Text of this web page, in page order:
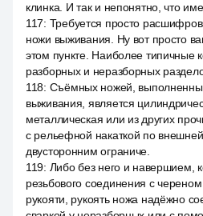
клинка. И так и непонятно, что
117: Требуется просто
ножи выживания. Ну вот просто
этом пункте. Наиболее типичные
разборных и неразборных
118: Съёмных ножей,
выживания, является
металлическая или из других
с рельефной накаткой по
двусторонним ограниче.
119: Либо без него и навершием,
резьбового соединения с
рукояти, рукоять ножа надёжно